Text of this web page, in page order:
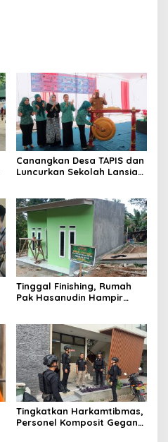
Canangkan Desa TAPIS dan
Luncurkan Sekolah Lansia
Dorong Pembangunan SDM
Dimulai dari Desa
Tinggal Finishing, Rumah
Pak Hasanudin Hampir
Membangun Desa)
Tingkatkan Harkamtibmas,
Personel Komposit Gegana